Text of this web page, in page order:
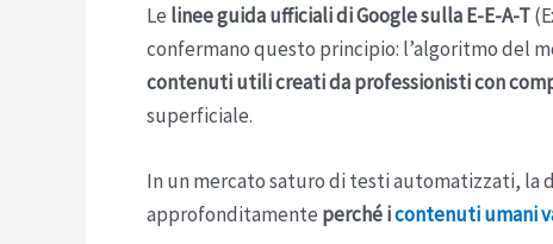
Le linee guida ufficiali di Google sulla E-E-A-T
confermano questo principio: l’algoritmo del
contenuti utili creati da professionisti con
superficiale.
In un mercato saturo di testi automatizzati, la
approfonditamente perché icontenuti umani